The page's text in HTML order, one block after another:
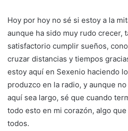
Hoy por hoy no sé si estoy a la
aunque ha sido muy rudo crecer,
satisfactorio cumplir sueños,
cruzar distancias y tiempos
estoy aquí en Sexenio haciendo
produzco en la radio, y aunque
aquí sea largo, sé que cuando
todo esto en mi corazón, algo
todos.